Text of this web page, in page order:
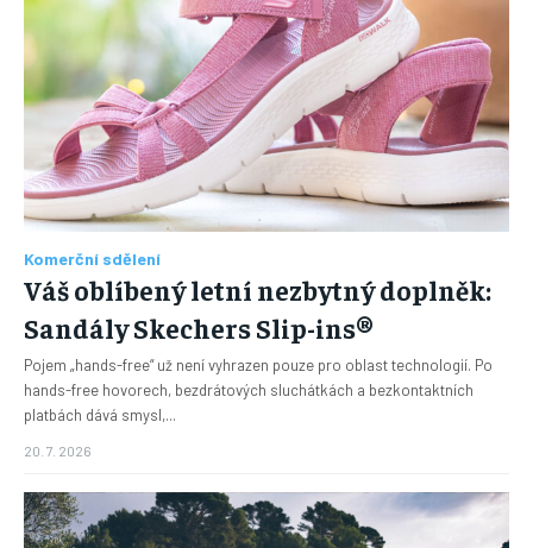
Komerční sdělení
Váš oblíbený letní nezbytný doplněk:
Sandály Skechers Slip-ins®
Pojem „hands-free“ už není vyhrazen pouze pro oblast technologií. Po
hands-free hovorech, bezdrátových sluchátkách a bezkontaktních
platbách dává smysl,...
20. 7. 2026